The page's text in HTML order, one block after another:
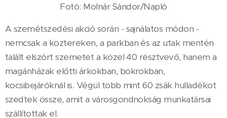
Fotó: Molnár Sándor/Napló
A szemétszedési akció során - sajnálatos módon -
nemcsak a köztereken, a parkban és az utak mentén
talált elszórt szemetet a közel 40 résztvevő, hanem a
magánházak előtti árkokban, bokrokban,
kocsibejáróknál is. Végül több mint 60 zsák hulladékot
szedtek össze, amit a városgondnokság munkatársai
szállítottak el.